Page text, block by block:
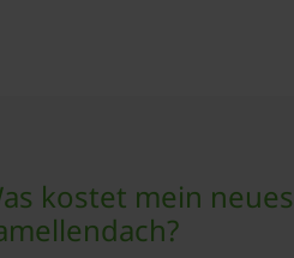
kostet mein neues